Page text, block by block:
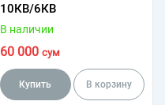
10КВ/6КВ
В наличии
60 000 сум
Купить В корзину